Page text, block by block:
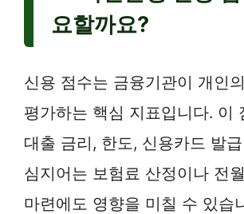
요할까요?
신용 점수는 금융기관이 개인
평가하는 핵심 지표입니다. 이
대출 금리, 한도, 신용카드 발
심지어는 보험료 산정이나 전
마련에도 영향을 미칠 수 있습